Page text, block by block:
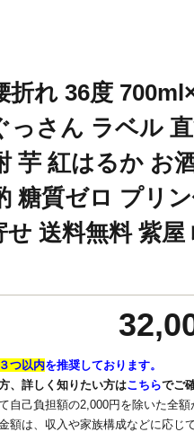
折れ 36度
っさん ラベル
芋 紅はるか お
糖質ゼロ プリ
送料無料 紫屋
つ以内を推奨しております。
、詳しく知りたい方はこちらでご
自己負担額の2,000円を除いた全額
額は、収入や家族構成などに応じ